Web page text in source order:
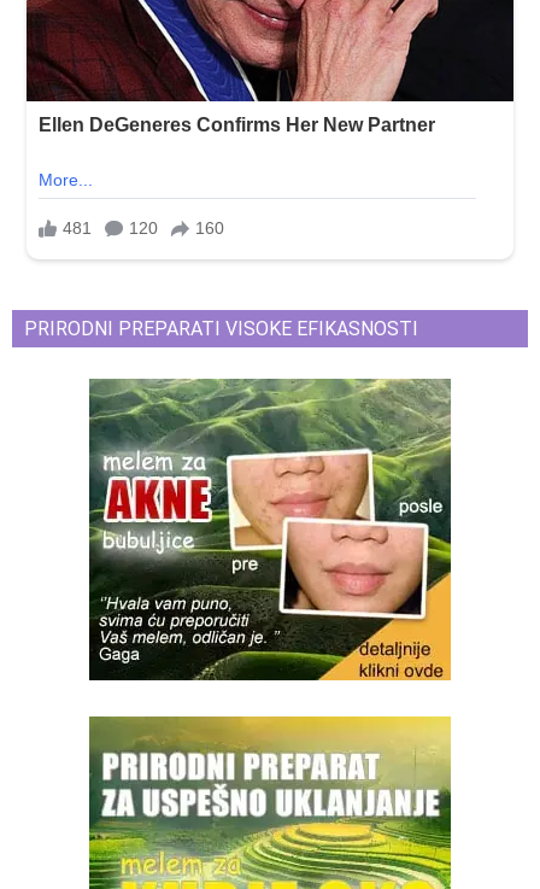
PRIRODNI PREPARATI VISOKE EFIKASNOSTI